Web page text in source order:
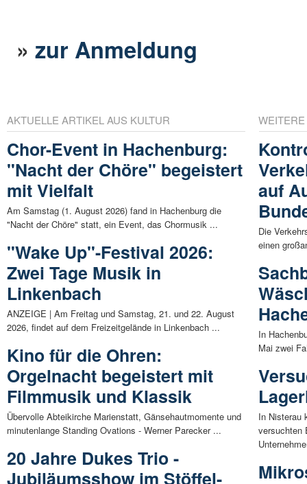
»zur Anmeldung
AKTUELLE ARTIKEL AUS KULTUR
Chor-Event in Hachenburg:
"Nacht der Chöre" begeistert
mit Vielfalt
Am Samstag (1. August 2026) fand in Hachenburg die
"Nacht der Chöre" statt, ein Event, das Chormusik ...
"Wake Up"-Festival 2026:
Zwei Tage Musik in
Linkenbach
ANZEIGE | Am Freitag und Samstag, 21. und 22. August
2026, findet auf dem Freizeitgelände in Linkenbach ...
Kino für die Ohren:
Orgelnacht begeistert mit
Filmmusik und Klassik
Übervolle Abteikirche Marienstatt, Gänsehautmomente und
minutenlange Standing Ovations - Werner Parecker ...
20 Jahre Dukes Trio -
Jubiläumsshow im Stöffel-
auf
Die
einen
In
Mai zwei
In Nisterau
versuchten